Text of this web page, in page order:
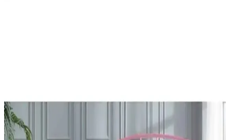
Adel Sakura ve NaSaDAN Pati Silgi'nin özelliklerini, kullanıcı
yorumlarını ve karşılaştırmalarını detaylı inceleyerek, ihtiyaçlarınıza
uygun en iyi silgiyi seçmenize yardımcı oluyoruz.